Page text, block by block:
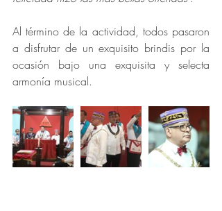
Al término de la actividad, todos pasaron
a disfrutar de un exquisito brindis por la
ocasión bajo una exquisita y selecta
armonía musical.